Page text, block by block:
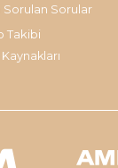
Sorulan Sorular
Takibi